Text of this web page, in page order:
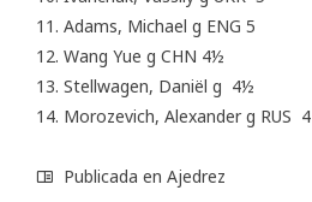
11. Adams, Michael g ENG 5
12. Wang Yue g CHN 4½
13. Stellwagen, Daniël g 4½
14. Morozevich, Alexander g RUS 4
Publicada en Ajedrez